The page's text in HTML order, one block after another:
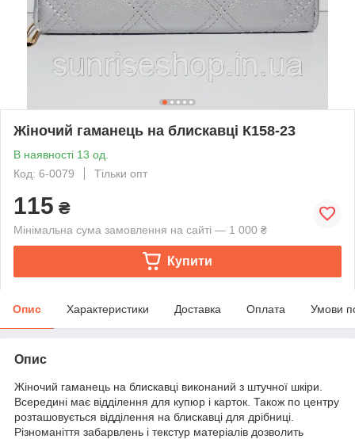
Жіночий гаманець на блискавці К158-23
В наявності 13 од.
Код: 6-0079
Тільки опт
115 ₴
Мінімальна сума замовлення на сайті — 1 000 ₴
Купити
Опис Характеристики Доставка Оплата Умови
Опис
Жіночий гаманець на блискавці виконаний з штучної шкіри.
Всередині має відділення для купюр і карток. Також по центру
розташовується відділення на блискавці для дрібниці.
Різноманіття забарвлень і текстур матеріалів дозволить